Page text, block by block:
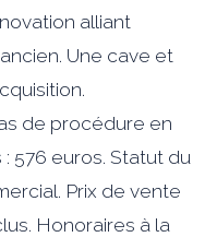
alliant
Une cave et
de procédure en
576 euros. Statut du
Prix de vente
Honoraires à la